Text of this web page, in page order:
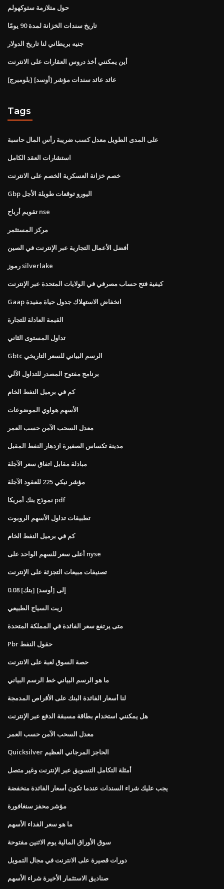
حول متلازمة ستوكهولم
تاريخ سندات الخزانة لمدة 90 يومًا
جنيه بريطاني لنا تاريخ الدولار
أين يمكنني أخذ دروس العقارات على الانترنت
[بلومبرج] [أوسد] عائد عائد سندات مؤشر
Tags
على المدى الطويل معدل كسب ضريبة رأس المال حاسبة
استشارات العقد الكامل
خصم خزانة العسكرية الخصم على الانترنت
Gbp اليورو توقعات طويلة الأجل
تقويم أرباح nse
مركز المستثمر
أفضل الأعمال التجارية عبر الإنترنت في الصين
رموز silverlake
كيفية فتح حساب مصرفي في الولايات المتحدة عبر الإنترنت
Gaap انخفاض الاستهلاك جدول حياة مفيدة
القيمة العادلة للتجارة
تداول المستوى الثاني
Gbtc الرسم البياني للسعر التاريخي
برنامج مفتوح المصدر للتداول الآلي
كم في برميل النفط الخام
الأسهم هواوي الموضوعات
معدل السحب الآمن حسب العمر
مدينة تكساس الصغيرة ازدهار النفط المقبل
مبادلة مقابل اتفاق سعر الآجلة
مؤشر نيكي 225 للعقود الآجلة
نموذج بنك أمريكا pdf
تطبيقات تداول الأسهم الروبوت
كم في برميل النفط الخام
أعلى سعر للسهم الواحد على nyse
تصنيفات مبيعات التجزئة على الإنترنت
0.08 [بتك] إلى [أوسد]
زيت السياج الطبيعي
متى يرتفع سعر الفائدة في المملكة المتحدة
Pbr حقول النفط
حصة السوق لعبة على الانترنت
ما هو الرسم البياني خط الرسم البياني
لنا أسعار الفائدة البنك على الأقراص المدمجة
هل يمكنني استخدام بطاقة مسبقة الدفع عبر الإنترنت
معدل السحب الآمن حسب العمر
Quicksilver الحاجز المرجاني العظيم
أمثلة التكامل التسويق عبر الإنترنت وغير متصل
يجب عليك شراء السندات عندما تكون أسعار الفائدة منخفضة
مؤشر محفز سنغافورة
ما هو سعر الفداء الأسهم
سوق الأوراق المالية يوم الاثنين مفتوحة
دورات قصيرة على الانترنت في مجال التمويل
صناديق الاستثمار الأخيرة شراء الأسهم